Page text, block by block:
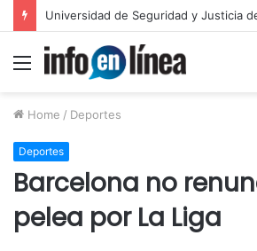
Menu
Home / Deportes
Deportes
Barcelona no
pelea por La Liga